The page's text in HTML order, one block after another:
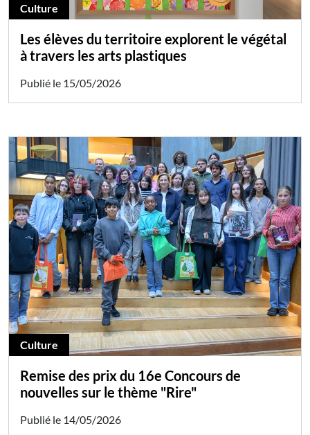
Culture
Les élèves du territoire explorent le végétal
à travers les arts plastiques
Publié le 15/05/2026
Culture
Remise des prix du 16e Concours de
nouvelles sur le thème "Rire"
Publié le 14/05/2026